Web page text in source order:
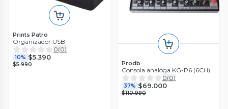
Prints Patro
Organizador USB
0(0)
10% $5.390
$5.990 Prodb
Consola analoga KG-P6 (6CH)
0(0)
37% $69.000
$110.990